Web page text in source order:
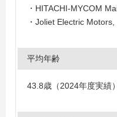
・HITACHI-MYCOM
・Joliet Electric Motors,
平均年齢
43.8歳（2024年度実績）